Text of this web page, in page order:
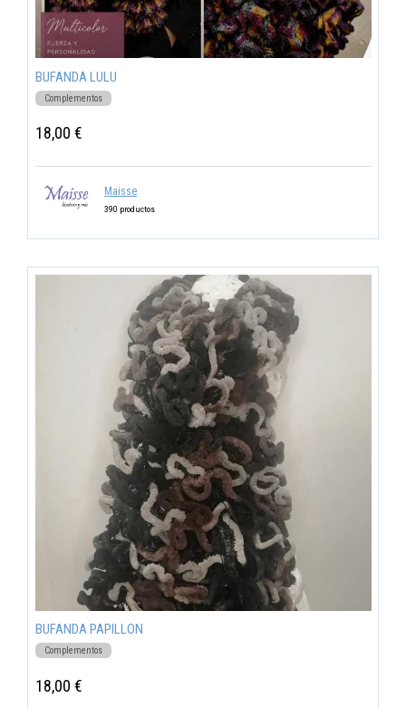
BUFANDA LULU
Complementos
18,00 €
Maisse
390 productos
BUFANDA PAPILLON
Complementos
18,00 €